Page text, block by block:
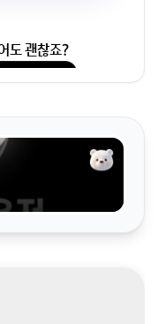
도 괜찮죠?
이 보입니다